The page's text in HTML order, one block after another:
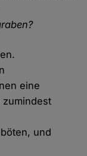
eine
zumindest
und